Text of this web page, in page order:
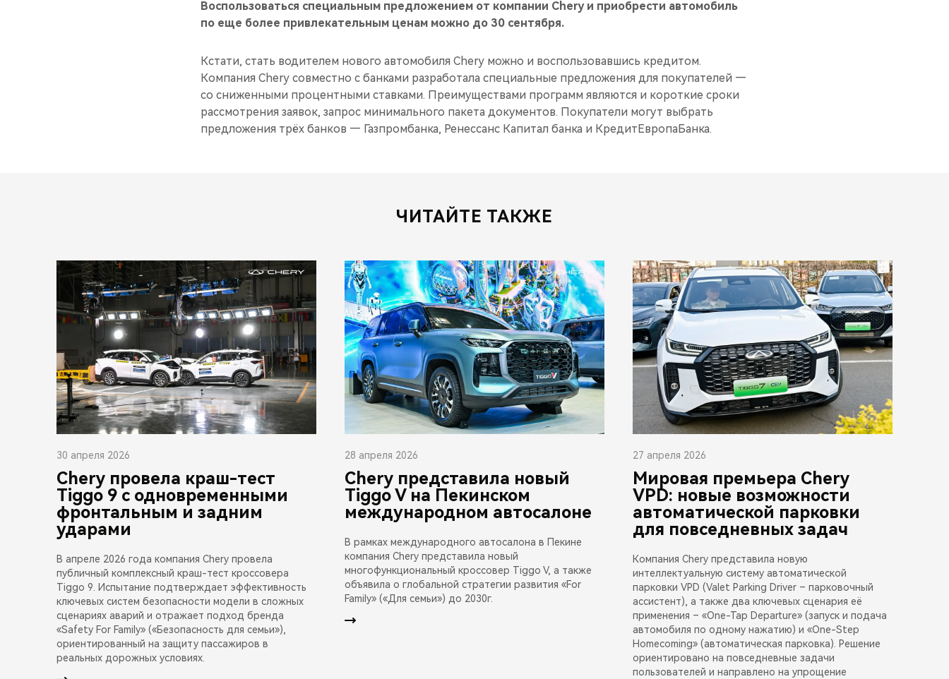
Воспользоваться специальным предложением от компании Chery и приобрести автомобиль
по еще более привлекательным ценам можно до 30 сентября.
Кстати, стать водителем нового автомобиля Chery можно и воспользовавшись кредитом.
Компания Chery совместно с банками разработала специальные предложения для покупателей —
со сниженными процентными ставками. Преимуществами программ являются и короткие сроки
рассмотрения заявок, запрос минимального пакета документов. Покупатели могут выбрать
предложения трёх банков — Газпромбанка, Ренессанс Капитал банка и КредитЕвропаБанка.
ЧИТАЙТЕ ТАКЖЕ
30 апреля 2026
Chery провела краш-тест
Tiggo 9 с одновременными
фронтальным и задним
ударами
В апреле 2026 года компания Chery провела
публичный комплексный краш-тест кроссовера
Tiggo 9. Испытание подтверждает эффективность
ключевых систем безопасности модели в сложных
сценариях аварий и отражает подход бренда
«Safety For Family» («Безопасность для семьи»),
ориентированный на защиту пассажиров в
реальных дорожных условиях.
28 апреля 2026
Chery представила новый
Tiggo V на Пекинском
международном автосалоне
В рамках международного автосалона в Пекине
компания Chery представила новый
многофункциональный кроссовер Tiggo V, а также
объявила о глобальной стратегии развития «For
Family» («Для семьи») до 2030г.
27 апреля 2026
Мировая премьера Chery
VPD: новые возможности
автоматической парковки
для повседневных задач
Компания Chery представила новую
интеллектуальную систему автоматической
парковки VPD (Valet Parking Driver – парковочный
ассистент), а также два ключевых сценария её
применения – «One-Tap Departure» (запуск и подача
автомобиля по одному нажатию) и «One-Step
Homecoming» (автоматическая парковка). Решение
ориентировано на повседневные задачи
пользователей и направлено на упрощение